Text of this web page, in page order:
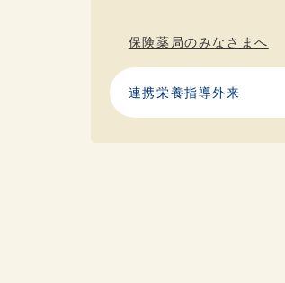
保険薬局のみなさまへ
連携栄養指導外来